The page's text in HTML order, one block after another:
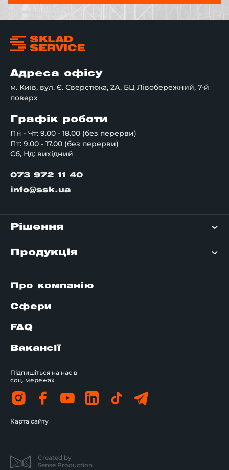
Адреса офісу
м. Київ, вул. Є. Сверстюка, 2А, БЦ Лівобережний, 7-й
поверх
Графік роботи
Пн - Чт: 9.00 - 18.00 (без перерви)
Пт: 9.00 - 17.00 (без перерви)
Сб, Нд: вихідний
073 972 11 40
info@ssk.ua
Рішення
Продукція
Про компанію
Сфери
FAQ
Вакансії
Підпишіться на нас в
соц. мережах
Карта сайту
Created by
Sense Production